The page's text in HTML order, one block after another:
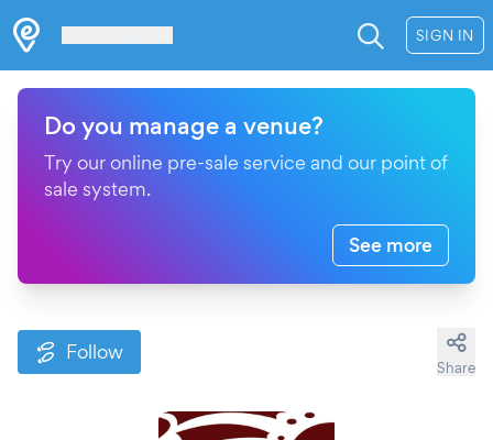
SIGN IN
Do you manage a venue?
Try our online pre-sale service and our point of
sale system.
See more
Follow
Share